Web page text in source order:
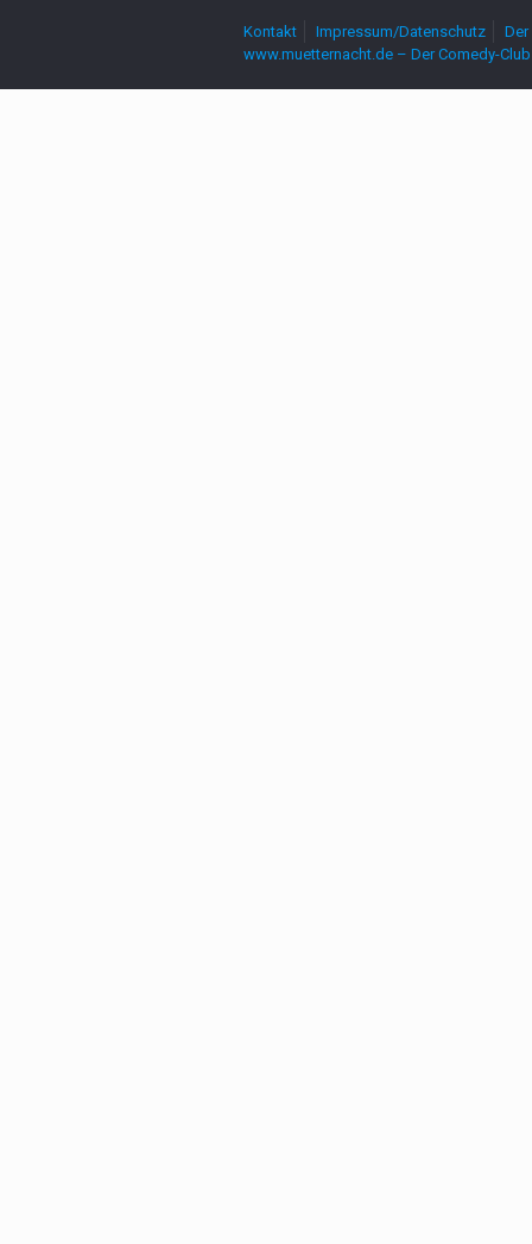
Kontakt Impressum/Datenschutz
www.muetternacht.de – Der Comedy-Club